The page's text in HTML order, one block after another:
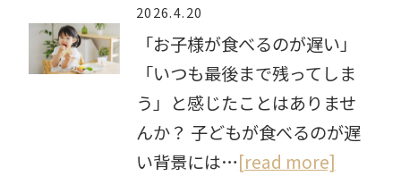
2026.4.20
「お子様が食べるのが遅い」
「いつも最後まで残ってしま
う」と感じたことはありませ
んか？ 子どもが食べるのが遅
い背景には…[read more]